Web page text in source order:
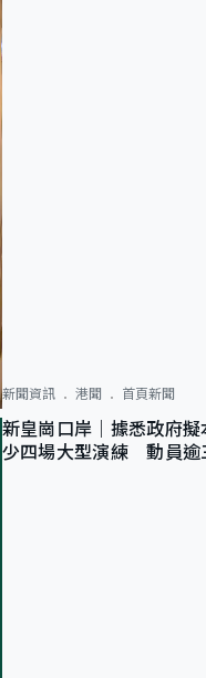
新聞資訊 港聞 首頁新聞
新皇崗口岸｜據悉政府擬
少四場大型演練 動員逾